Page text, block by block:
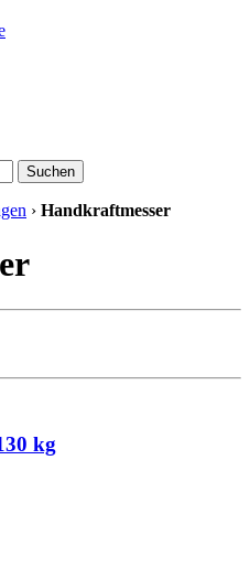
Suchen
› Handkraftmesser
kg